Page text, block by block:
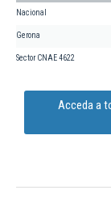
Nacional
Gerona
Sector CNAE 4622
Acceda a